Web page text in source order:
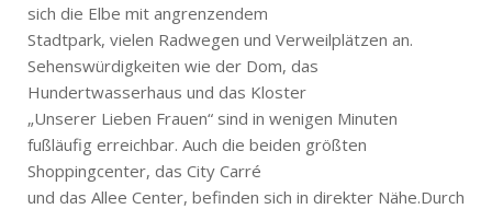
sich die Elbe mit angrenzendem
Stadtpark, vielen Radwegen und Verweilplätzen an.
Sehenswürdigkeiten wie der Dom, das
Hundertwasserhaus und das Kloster
„Unserer Lieben Frauen“ sind in wenigen Minuten
fußläufig erreichbar. Auch die beiden größten
Shoppingcenter, das City Carré
und das Allee Center, befinden sich in direkter Nähe.Durch